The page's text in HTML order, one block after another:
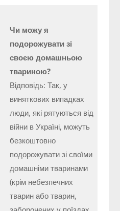
Чи можу я
подорожувати зі
своєю домашньою
твариною?
Відповідь: Так, у
виняткових випадках
люди, які рятуються від
війни в Україні, можуть
безкоштовно
подорожувати зі своїми
домашніми тваринами
(крім небезпечних
тварин або тварин,